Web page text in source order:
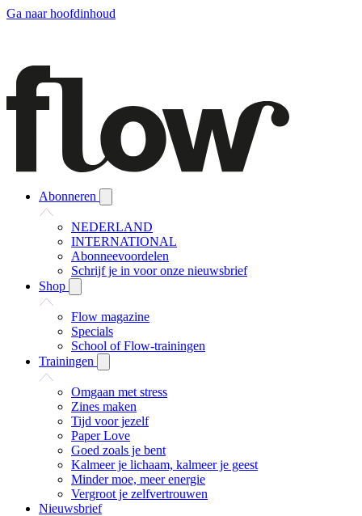
Ga naar hoofdinhoud
Abonneren
NEDERLAND
INTERNATIONAL
Abonneevoordelen
Schrijf je in voor onze nieuwsbrief
Shop
Flow magazine
Specials
School of Flow-trainingen
Trainingen
Omgaan met stress
Zines maken
Tijd voor jezelf
Paper Love
Goed zoals je bent
Kalmeer je lichaam, kalmeer je geest
Minder moe, meer energie
Vergroot je zelfvertrouwen
Nieuwsbrief